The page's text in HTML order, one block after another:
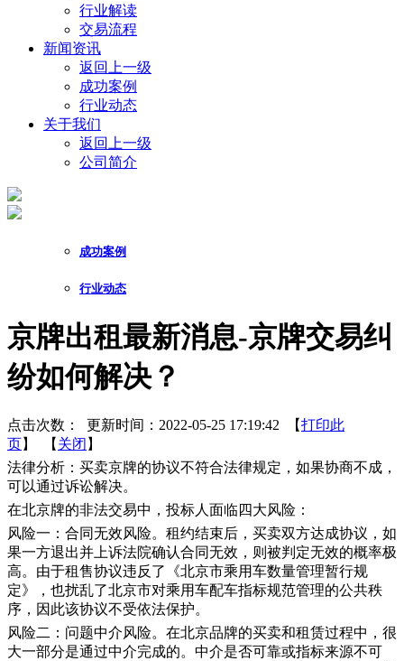
行业解读
交易流程
新闻资讯
返回上一级
成功案例
行业动态
关于我们
返回上一级
公司简介
成功案例
行业动态
京牌出租最新消息-京牌交易纠
纷如何解决？
点击次数： 更新时间：2022-05-25 17:19:42 【打印此
页】 【 关闭 】
法律分析：买卖京牌的协议不符合法律规定，如果协商不成，
可以通过诉讼解决。
在北京牌的非法交易中，投标人面临四大风险：
风险一：合同无效风险。租约结束后，买卖双方达成协议，如
果一方退出并上诉法院确认合同无效，则被判定无效的概率极
高。由于租售协议违反了《北京市乘用车数量管理暂行规
定》，也扰乱了北京市对乘用车配车指标规范管理的公共秩
序，因此该协议不受依法保护。
风险二：问题中介风险。在北京品牌的买卖和租赁过程中，很
大一部分是通过中介完成的。中介是否可靠或指标来源不可